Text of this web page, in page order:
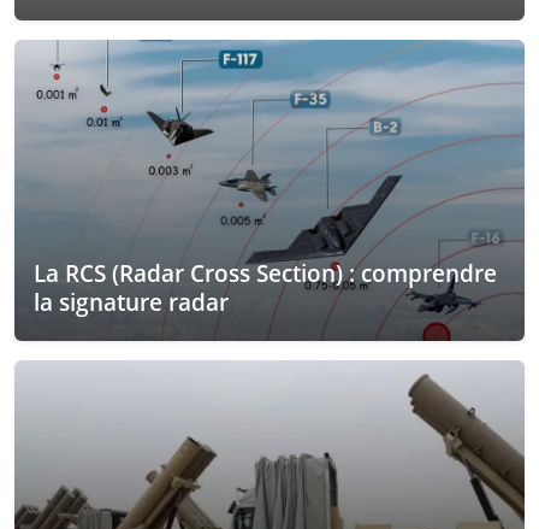
La RCS (Radar Cross Section) : comprendre
la signature radar